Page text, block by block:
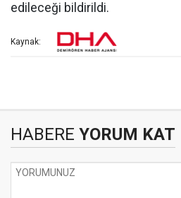
edileceği bildirildi.
Kaynak:
HABERE YORUM KAT